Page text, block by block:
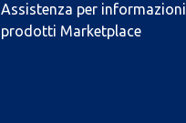
Assistenza per informazioni
prodotti Marketplace